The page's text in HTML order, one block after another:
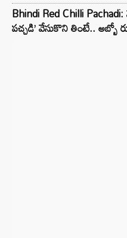
Bhindi Red Chilli
పచ్చడి’ వేసుకొని తింటే.. అబ్బో